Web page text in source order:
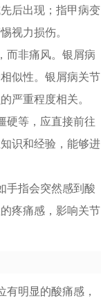
后出现；指甲病变
视力损伤。
而非痛风。银屑病
似性。银屑病关节
严重程度相关。
硬等，应直接前往
识和经验，能够进
手指会突然感到酸
疼痛感，影响关节
明显的酸痛感，